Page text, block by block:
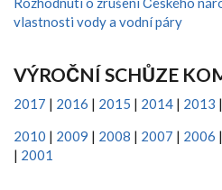
vlastnosti vody a vodní páry
VÝROČNÍ SCHŮZE
2017 | 2016 | 2015 | 2014 | 2013 |
2010 | 2009 | 2008 | 2007 | 2006 |
| 2001